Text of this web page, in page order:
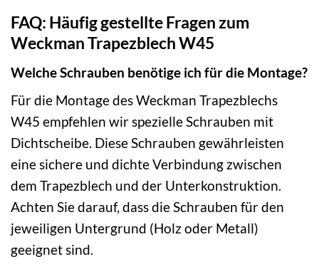
FAQ: Häufig gestellte Fragen zum
Weckman Trapezblech W45
Welche Schrauben benötige ich für die Montage?
Für die Montage des Weckman Trapezblechs
W45 empfehlen wir spezielle Schrauben mit
Dichtscheibe. Diese Schrauben gewährleisten
eine sichere und dichte Verbindung zwischen
dem Trapezblech und der Unterkonstruktion.
Achten Sie darauf, dass die Schrauben für den
jeweiligen Untergrund (Holz oder Metall)
geeignet sind.